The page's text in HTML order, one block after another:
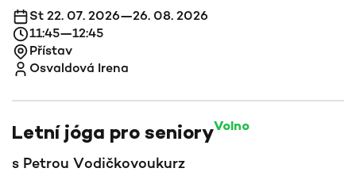
St 22. 07. 2026—26. 08. 2026
11:45—12:45
Přístav
Osvaldová Irena
Letní jóga pro senioryVolno
s Petrou Vodičkovoukurz